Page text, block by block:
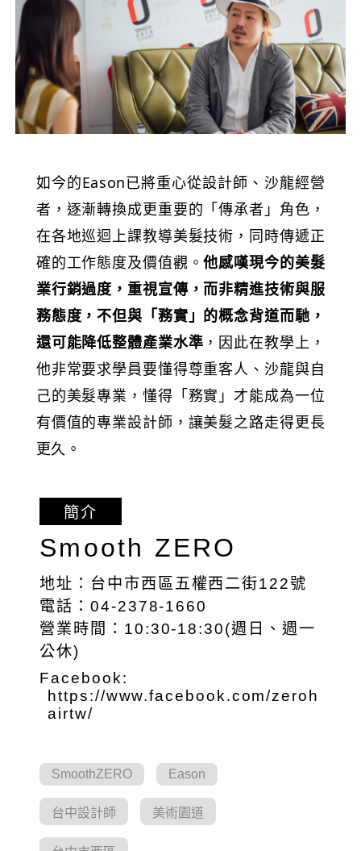
如今的Eason已將重心從設計師、沙龍經營
者，逐漸轉換成更重要的「傳承者」角色，
在各地巡迴上課教導美髮技術，同時傳遞正
確的工作態度及價值觀。他感嘆現今的美髮
業行銷過度，重視宣傳，而非精進技術與服
務態度，不但與「務實」的概念背道而馳，
還可能降低整體產業水準 ，因此在教學上，
他非常要求學員要懂得尊重客人、沙龍與自
己的美髮專業，懂得「務實」才能成為一位
有價值的專業設計師，讓美髮之路走得更長
更久。
簡介
Smooth ZERO
地址：台中市西區五權西二街122號
電話：04-2378-1660
營業時間：10:30-18:30(週日、週一
公休)
Facebook:
https://www.facebook.com/zeroh
airtw/
SmoothZERO Eason
台中設計師 美術園道